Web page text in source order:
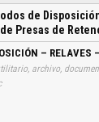
de
Presas de
–